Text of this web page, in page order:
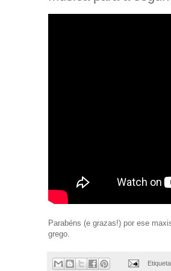
Parabéns (e grazas!) por ese
grego.